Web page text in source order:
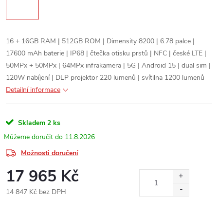
16 + 16GB RAM | 512GB ROM | Dimensity 8200 | 6.78 palce |
17600 mAh baterie | IP68 | čtečka otisku prstů | NFC | české LTE |
50MPx + 50MPx | 64MPx infrakamera | 5G | Android 15 | dual sim |
120W nabíjení | DLP projektor 220 lumenů | svítilna 1200 lumenů
Detailní informace
Skladem 2 ks
11.8.2026
Možnosti doručení
17 965 Kč
14 847 Kč bez DPH